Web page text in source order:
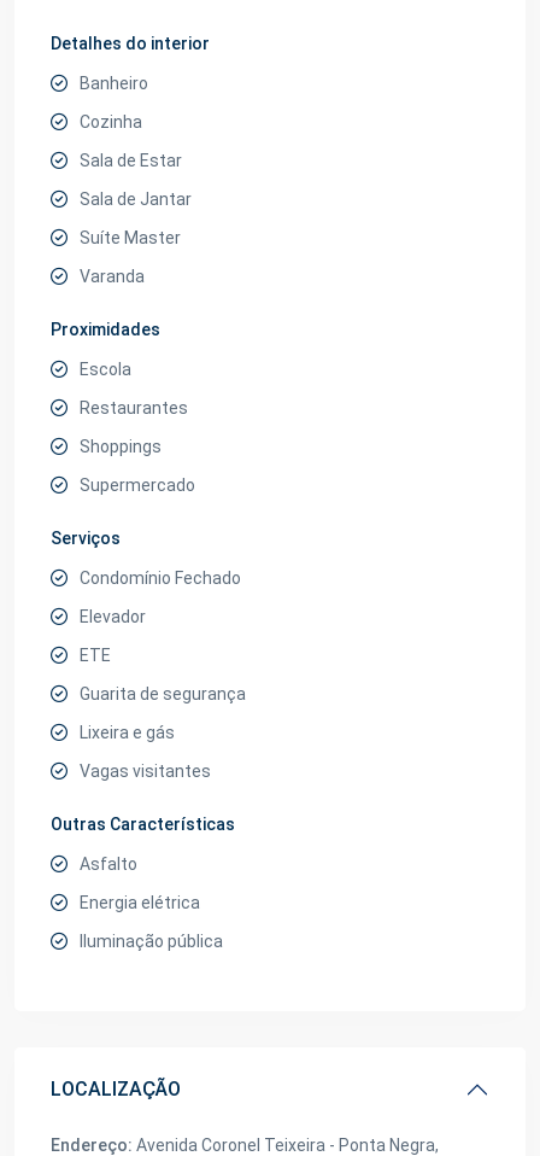
Detalhes do interior
Banheiro
Cozinha
Sala de Estar
Sala de Jantar
Suíte Master
Varanda
Proximidades
Escola
Restaurantes
Shoppings
Supermercado
Serviços
Condomínio Fechado
Elevador
ETE
Guarita de segurança
Lixeira e gás
Vagas visitantes
Outras Características
Asfalto
Energia elétrica
Iluminação pública
LOCALIZAÇÃO
Endereço: Avenida Coronel Teixeira - Ponta Negra,